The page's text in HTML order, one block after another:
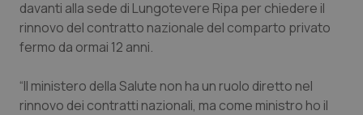
Piemonte
Provincia Autonoma di Bolzano
Provincia Autonoma di Trento
HIV
Infezioni & Febbre
Ipertensione & Scompenso
davanti alla sede di Lungotevere Ripa per chiedere il
rinnovo del contratto nazionale del comparto privato
fermo da ormai 12 anni.
“Il ministero della Salute non ha un ruolo diretto nel
rinnovo dei contratti nazionali, ma come ministro ho il